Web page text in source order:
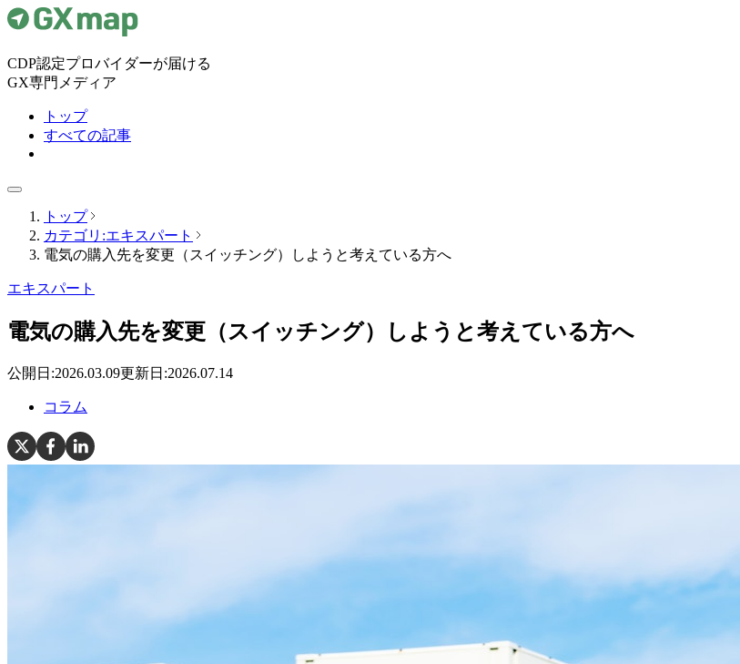
CDP認定プロバイダーが届ける
GX専門メディア
トップ
すべての記事
トップ
カテゴリ:エキスパート
電気の購入先を変更（スイッチング）しようと考えている方へ
エキスパート
電気の購入先を変更（スイッチング）しようと考えている方へ
公開日:2026.03.09更新日:2026.07.14
コラム